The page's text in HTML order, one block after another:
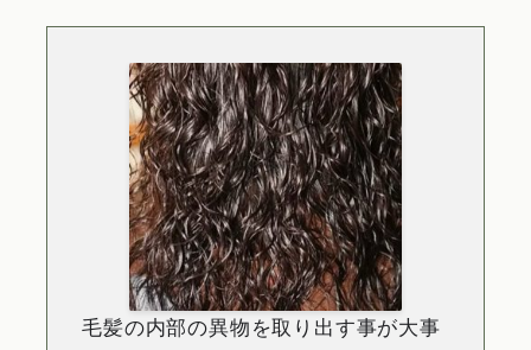
毛髪の内部の異物を取り出す事が大事